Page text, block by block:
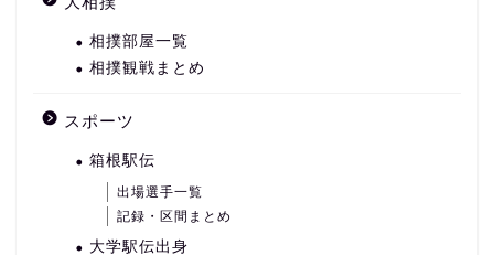
相撲部屋一覧
相撲観戦まとめ
スポーツ
箱根駅伝
出場選手一覧
記録・区間まとめ
大学駅伝出身